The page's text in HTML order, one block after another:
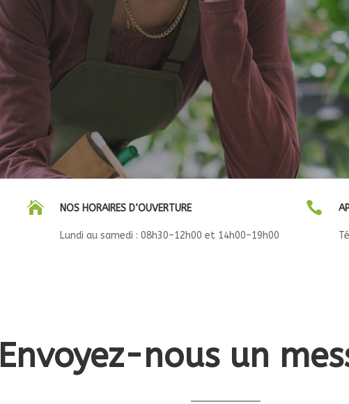
 NOS HORAIRES D’OUVERTURE
Lundi au samedi : 08h30–12h00 et 14h00–19h00

Envoyez-nous un